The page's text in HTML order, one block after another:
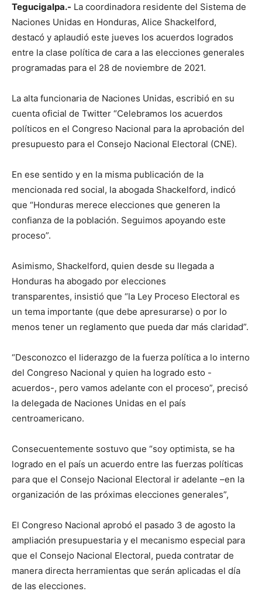
Tegucigalpa.- La coordinadora residente del Sistema de
Naciones Unidas en Honduras, Alice Shackelford,
destacó y aplaudió este jueves los acuerdos logrados
entre la clase política de cara a las elecciones generales
programadas para el 28 de noviembre de 2021.
La alta funcionaria de Naciones Unidas, escribió en su
cuenta oficial de Twitter “Celebramos los acuerdos
políticos en el Congreso Nacional para la aprobación del
presupuesto para el Consejo Nacional Electoral (CNE).
En ese sentido y en la misma publicación de la
mencionada red social, la abogada Shackelford, indicó
que “Honduras merece elecciones que generen la
confianza de la población. Seguimos apoyando este
proceso”.
Asimismo, Shackelford, quien desde su llegada a
Honduras ha abogado por elecciones
transparentes, insistió que “la Ley Proceso Electoral es
un tema importante (que debe apresurarse) o por lo
menos tener un reglamento que pueda dar más claridad”.
“Desconozco el liderazgo de la fuerza política a lo interno
del Congreso Nacional y quien ha logrado esto -
acuerdos-, pero vamos adelante con el proceso”, precisó
la delegada de Naciones Unidas en el país
centroamericano.
Consecuentemente sostuvo que “soy optimista, se ha
logrado en el país un acuerdo entre las fuerzas políticas
para que el Consejo Nacional Electoral ir adelante –en la
organización de las próximas elecciones generales”,
El Congreso Nacional aprobó el pasado 3 de agosto la
ampliación presupuestaria y el mecanismo especial para
que el Consejo Nacional Electoral, pueda contratar de
manera directa herramientas que serán aplicadas el día
de las elecciones.